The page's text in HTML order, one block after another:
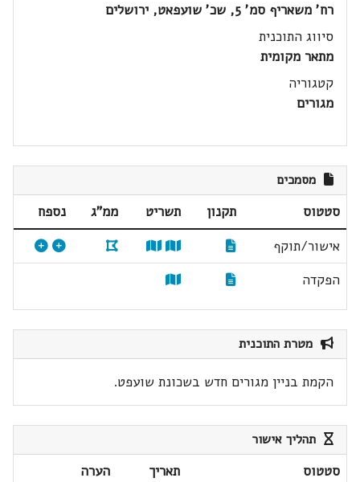
רח' משאריף סמ' 5, שכ' שועפאט, ירושלים
סיווג התוכנית
מתאר מקומית
קטגוריה
מגורים
מסמכים
סטטוס תקנון תשריט ממ"ג
נספח
אישור/תוקף
הפקדה
מטרת התוכנית
הקמת בניין מגורים חדש בשכונת שועפט.
תהליך אישור
סטטוס תאריך
הערה